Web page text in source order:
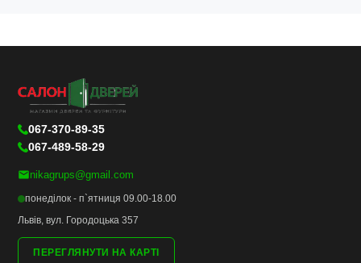
067-370-89-35
067-489-58-29
nikagrups@gmail.com
понеділок - п`ятниця 09.00-18.00
Львів, вул. Городоцька 357
ПЕРЕГЛЯНУТИ НА КАРТІ